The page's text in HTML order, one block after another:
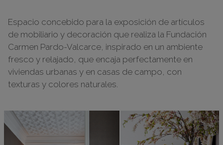
Espacio concebido para la exposición de artículos
de mobiliario y decoración que realiza la Fundación
Carmen Pardo-Valcarce, inspirado en un ambiente
fresco y relajado, que encaja perfectamente en
viviendas urbanas y en casas de campo, con
texturas y colores naturales.